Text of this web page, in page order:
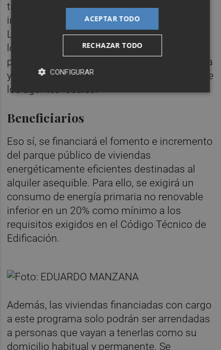
tanto por parte de empresas a título
individual como de forma conjunta en UTE.
La pretensión de la Conselleria no solo es
lograr una gran concurrencia, sino que este
programa favorezca la generación de riqueza
y empleo en la autonomía con propuestas de
los agentes locales.
Beneficiarios
Eso sí, se financiará el fomento e incremento
del parque público de viviendas
energéticamente eficientes destinadas al
alquiler asequible. Para ello, se exigirá un
consumo de energía primaria no renovable
inferior en un 20% como mínimo a los
requisitos exigidos en el Código Técnico de
Edificación.
Además, las viviendas financiadas con cargo
a este programa solo podrán ser arrendadas
a personas que vayan a tenerlas como su
domicilio habitual y permanente. Se
ACEPTAR TODO
RECHAZAR TODO
CONFIGURAR